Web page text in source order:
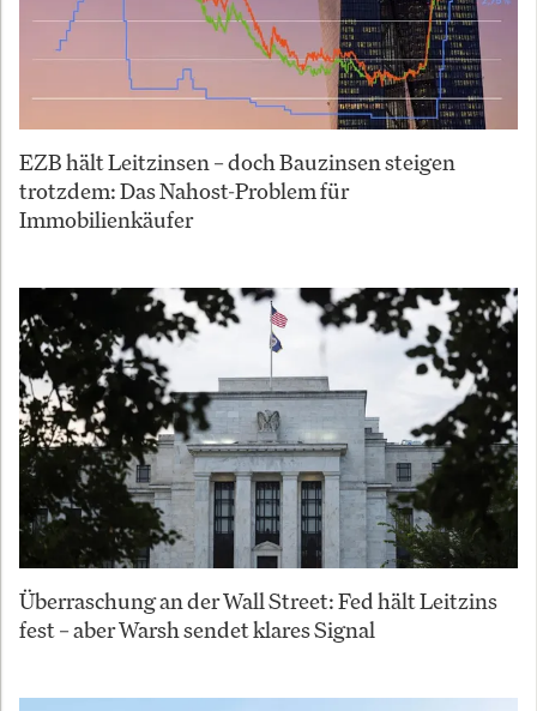
EZB hält Leitzinsen – doch Bauzinsen steigen
trotzdem: Das Nahost-Problem für
Immobilienkäufer
Überraschung an der Wall Street: Fed hält Leitzins
fest – aber Warsh sendet klares Signal